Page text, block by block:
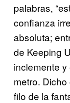
palabras,
confianza
absoluta;
de Keeping
inclemente
metro.
filo de la